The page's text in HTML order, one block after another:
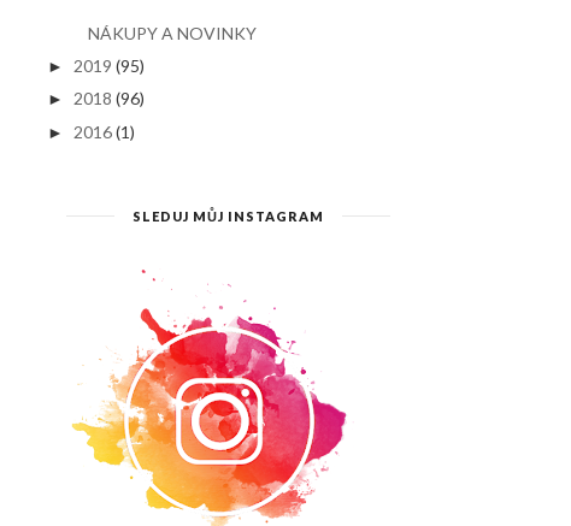
NÁKUPY A NOVINKY
► 2019 (95)
► 2018 (96)
► 2016 (1)
SLEDUJ MŮJ INSTAGRAM